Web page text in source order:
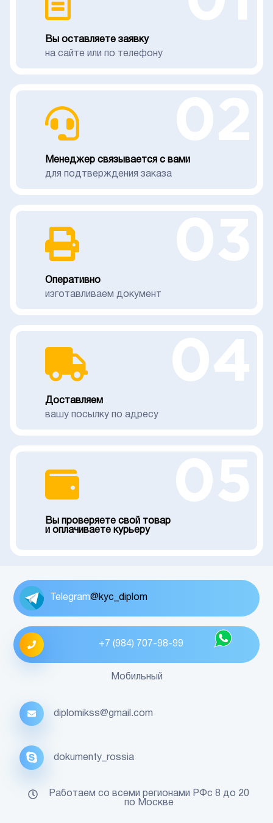
Вы оставляете заявку
на сайте или по телефону
Менеджер связывается с вами
для подтверждения заказа
Оперативно
изготавливаем документ
Доставляем
вашу посылку по адресу
Вы проверяете свой товар
и оплачиваете курьеру
Telegram@kyc_diplom
+7 (984) 707-98-99
Мобильный
diplomikss@gmail.com
dokumenty_rossia
Работаем со всеми регионами РФс 8 до 20
по Москве